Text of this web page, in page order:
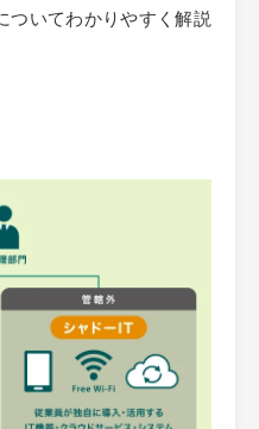
ついてわかりやすく解説